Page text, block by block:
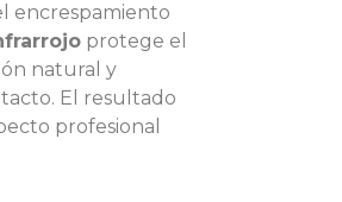
encrespamiento
protege el
natural y
El resultado
profesional